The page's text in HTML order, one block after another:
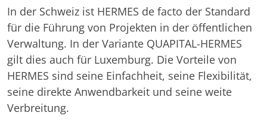
In der Schweiz ist HERMES de facto der Standard
für die Führung von Projekten in der öffentlichen
Verwaltung. In der Variante QUAPITAL-HERMES
gilt dies auch für Luxemburg. Die Vorteile von
HERMES sind seine Einfachheit, seine Flexibilität,
seine direkte Anwendbarkeit und seine weite
Verbreitung.